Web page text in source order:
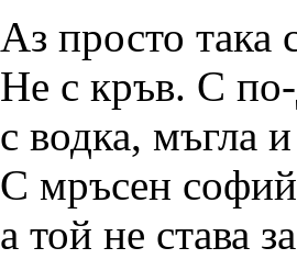
Аз просто така
Не с кръв. С по-
с водка, мъгла
С мръсен
а той не става